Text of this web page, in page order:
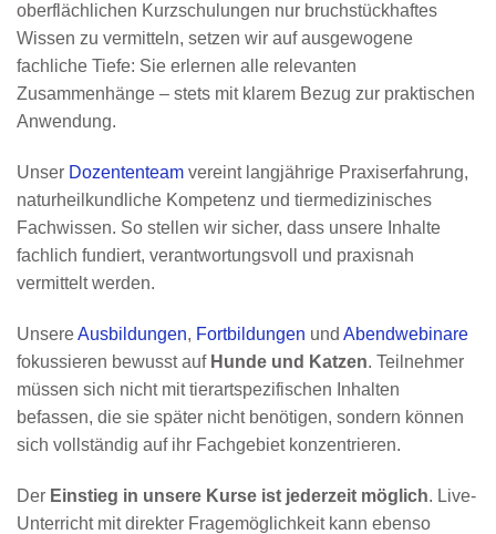
oberflächlichen Kurzschulungen nur bruchstückhaftes
Wissen zu vermitteln, setzen wir auf ausgewogene
fachliche Tiefe: Sie erlernen alle relevanten
Zusammenhänge – stets mit klarem Bezug zur praktischen
Anwendung.
Unser Dozententeam vereint langjährige Praxiserfahrung,
naturheilkundliche Kompetenz und tiermedizinisches
Fachwissen. So stellen wir sicher, dass unsere Inhalte
fachlich fundiert, verantwortungsvoll und praxisnah
vermittelt werden.
UnsereAusbildungen, Fortbildungen und Abendwebinare
fokussieren bewusst auf Hunde und Katzen. Teilnehmer
müssen sich nicht mit tierartspezifischen Inhalten
befassen, die sie später nicht benötigen, sondern können
sich vollständig auf ihr Fachgebiet konzentrieren.
Der Einstieg in unsere Kurse ist jederzeit möglich. Live-
Unterricht mit direkter Fragemöglichkeit kann ebenso